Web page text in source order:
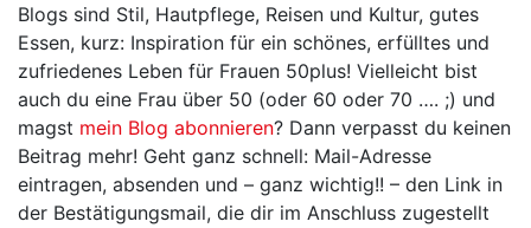
Blogs sind Stil, Hautpflege, Reisen und Kultur, gutes
Essen, kurz: Inspiration für ein schönes, erfülltes und
zufriedenes Leben für Frauen 50plus! Vielleicht bist
auch du eine Frau über 50 (oder 60 oder 70 …. ;) und
magst mein Blog abonnieren? Dann verpasst du keinen
Beitrag mehr! Geht ganz schnell: Mail-Adresse
eintragen, absenden und – ganz wichtig!! – den Link in
der Bestätigungsmail, die dir im Anschluss zugestellt